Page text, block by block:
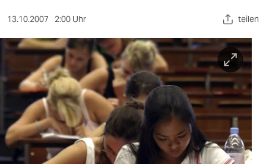
kultur
sport
berlin
nord
wahrheit
verlag
13.10.2007 2:00 Uhr teilen